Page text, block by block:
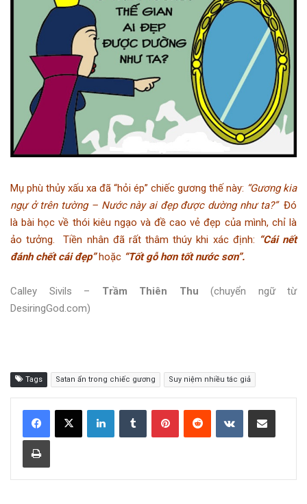
Mụ phù thủy xấu xa đã “hỏi ép” chiếc gương thế này: “Gương kia
ngự ở trên tường – Nước này ai đẹp được dường như ta?”Đó
là bài học về thói kiêu ngạo và đề cao vẻ đẹp của mình, chỉ là
ảo tưởng. Tiền nhân đã rất thâm thúy khi xác định: “Cái nết
đánh chết cái đẹp”hoặc “Tốt gỗ hơn tốt nước sơn”.
Calley Sivils – Trầm Thiên Thu (chuyển ngữ từ
DesiringGod.com)
Tags Satan ẩn trong chiếc gương Suy niệm nhiều tác giả